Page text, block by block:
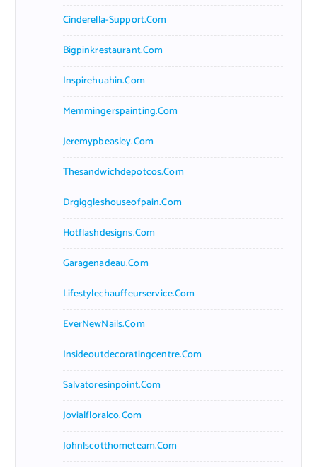
Cinderella-Support.com
Bigpinkrestaurant.com
Inspirehuahin.com
Memmingerspainting.com
Jeremypbeasley.com
Thesandwichdepotcos.com
Drgiggleshouseofpain.com
Hotflashdesigns.com
Garagenadeau.com
Lifestylechauffeurservice.com
EverNewNails.com
Insideoutdecoratingcentre.com
Salvatoresinpoint.com
Jovialfloralco.com
Johnlscotthometeam.com